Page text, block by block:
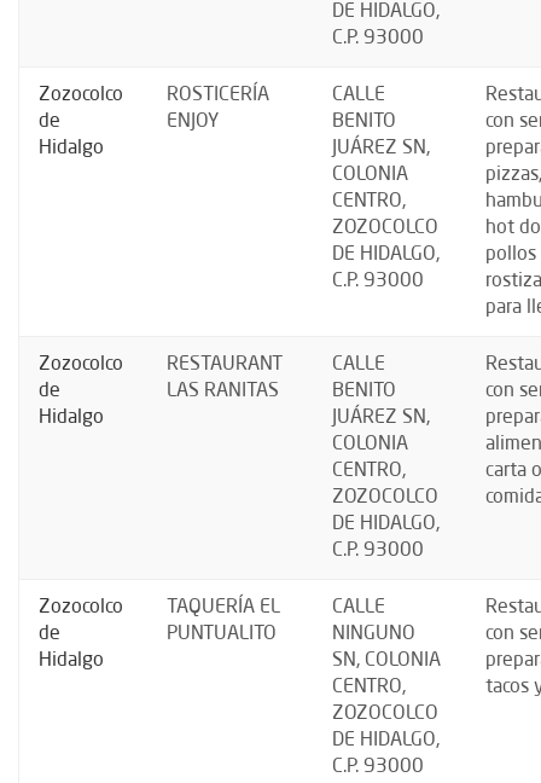
DE HIDALGO,
C.P. 93000
Zozocolco
de
Hidalgo
ROSTICERÍA
ENJOY
CALLE
BENITO
JUÁREZ SN,
COLONIA
CENTRO,
ZOZOCOLCO
DE HIDALGO,
C.P. 93000
con
pizzas,
hot
pollos
para
Zozocolco
de
Hidalgo
RESTAURANT
LAS RANITAS
CALLE
BENITO
JUÁREZ SN,
COLONIA
CENTRO,
ZOZOCOLCO
DE HIDALGO,
C.P. 93000
con
carta
Zozocolco
de
Hidalgo
TAQUERÍA EL
PUNTUALITO
CALLE
NINGUNO
SN, COLONIA
CENTRO,
ZOZOCOLCO
DE HIDALGO,
C.P. 93000
con
tacos